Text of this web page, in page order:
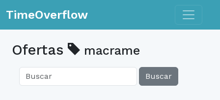
TimeOverflow Toggle
Ofertas macrame
Buscar